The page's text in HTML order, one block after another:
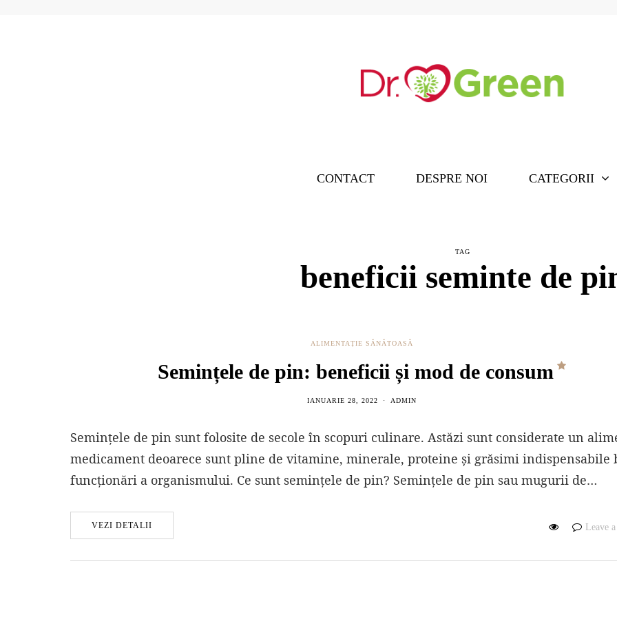
CONTACT DESPRE NOI CATEGORII
TAG
beneficii seminte de
ALIMENTAȚIE SĂNĂTOASĂ
Semințele de pin: beneficii și mod de consum
IANUARIE 28, 2022 ADMIN
Semințele de pin sunt folosite de secole în scopuri culinare. Astăzi sunt considerate un
medicament deoarece sunt pline de vitamine, minerale, proteine şi grăsimi indispensabile
funcţionări a organismului. Ce sunt semințele de pin? Semințele de pin sau mugurii de…
VEZI DETALII Leave